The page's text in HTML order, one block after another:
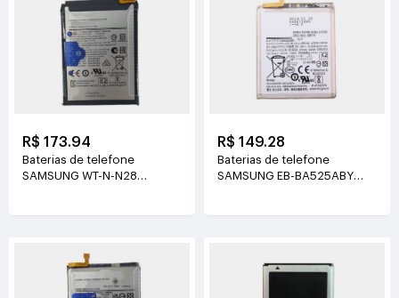
R$ 173.94
Baterias de telefone
SAMSUNG WT-N-N28
R$ 149.28
Baterias de telefone
SAMSUNG EB-BA525ABY